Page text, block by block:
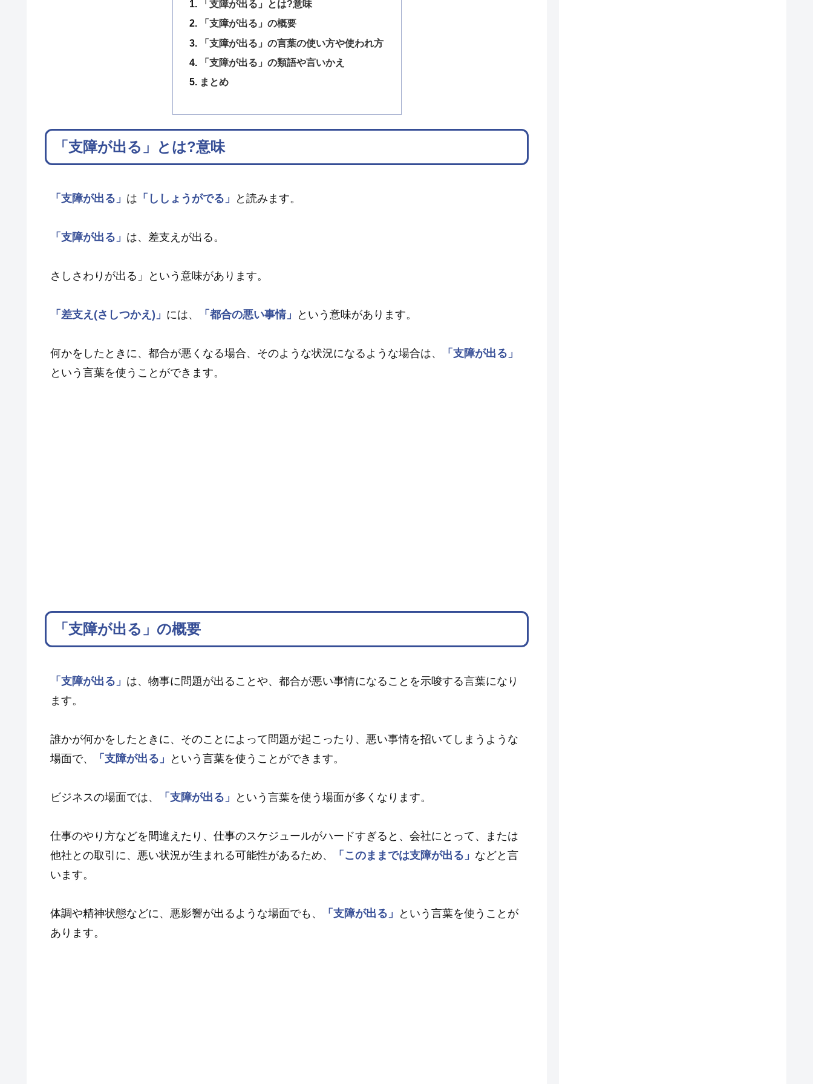
「支障が出る」とは?意味
「支障が出る」の概要
「支障が出る」の言葉の使い方や使われ方
「支障が出る」の類語や言いかえ
まとめ
「支障が出る」とは?意味
「支障が出る」 は 「ししょうがでる」 と読みます。
「支障が出る」 は、差支えが出る。
さしさわりが出る」という意味があります。
「差支え(さしつかえ)」 には、 「都合の悪い事情」 という意味があります。
何かをしたときに、都合が悪くなる場合、そのような状況になるような場合は、
「支障が出る」
という言葉を使うことができます。
「支障が出る」の概要
「支障が出る」 は、物事に問題が出ることや、都合が悪い事情になることを示唆する言葉になり
ます。
誰かが何かをしたときに、そのことによって問題が起こったり、悪い事情を招いてしまうような
場面で、
「支障が出る」 という言葉を使うことができます。
ビジネスの場面では、 「支障が出る」 という言葉を使う場面が多くなります。
仕事のやり方などを間違えたり、仕事のスケジュールがハードすぎると、会社にとって、または
他社との取引に、悪い状況が生まれる可能性があるため、
「このままでは支障が出る」 などと言
います。
体調や精神状態などに、悪影響が出るような場面でも、 「支障が出る」
という言葉を使うことが
あります。